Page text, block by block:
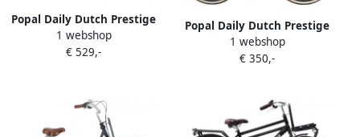
Popal Daily Dutch Prestige
N7 VB Transportfiets
Stadsfiets Aluminium Frame
1 webshop
€ 529,-
Popal Daily Dutch Prestige
N3 VB Transportfiets
Stadsfiets Aluminium Frame
1 webshop
€ 350,-